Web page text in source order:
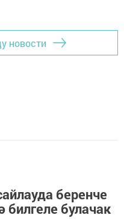
новости
беренче
билгеле булачак